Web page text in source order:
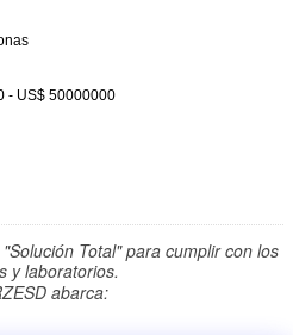
- US$ 50000000
Total" para cumplir con los
y laboratorios.
abarca: